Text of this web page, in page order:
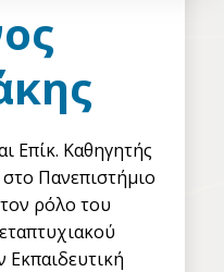
Επίκ. Καθηγητής
Πανεπιστήμιο
ρόλο του